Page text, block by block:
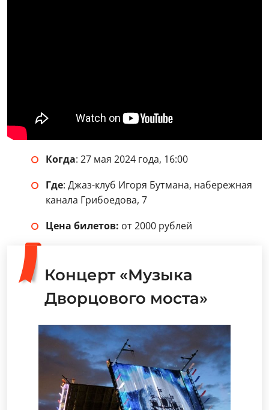
Когда: 27 мая 2024 года, 16:00
Где: Джаз-клуб Игоря Бутмана, набережная
канала Грибоедова, 7
Цена билетов: от 2000 рублей
Концерт «Музыка
Дворцового моста»